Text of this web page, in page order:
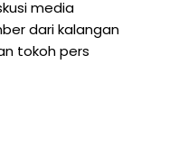
media
dari kalangan
tokoh pers